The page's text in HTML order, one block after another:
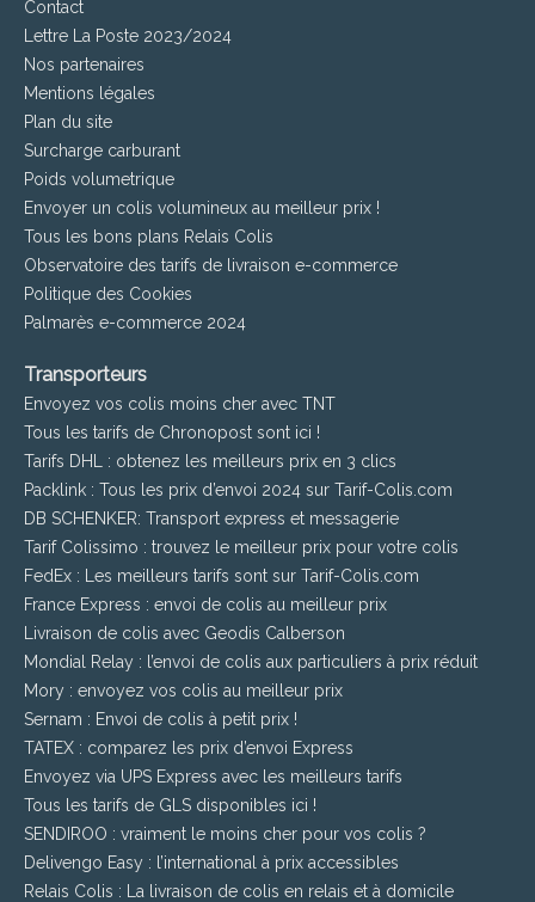
Contact
Lettre La Poste 2023/2024
Nos partenaires
Mentions légales
Plan du site
Surcharge carburant
Poids volumetrique
Envoyer un colis volumineux au meilleur prix !
Tous les bons plans Relais Colis
Observatoire des tarifs de livraison e-commerce
Politique des Cookies
Palmarès e-commerce 2024
Transporteurs
Envoyez vos colis moins cher avec TNT
Tous les tarifs de Chronopost sont ici !
Tarifs DHL : obtenez les meilleurs prix en 3 clics
Packlink : Tous les prix d’envoi 2024 sur Tarif-Colis.com
DB SCHENKER: Transport express et messagerie
Tarif Colissimo : trouvez le meilleur prix pour votre colis
FedEx : Les meilleurs tarifs sont sur Tarif-Colis.com
France Express : envoi de colis au meilleur prix
Livraison de colis avec Geodis Calberson
Mondial Relay : l’envoi de colis aux particuliers à prix réduit
Mory : envoyez vos colis au meilleur prix
Sernam : Envoi de colis à petit prix !
TATEX : comparez les prix d’envoi Express
Envoyez via UPS Express avec les meilleurs tarifs
Tous les tarifs de GLS disponibles ici !
SENDIROO : vraiment le moins cher pour vos colis ?
Delivengo Easy : l’international à prix accessibles
Relais Colis : La livraison de colis en relais et à domicile